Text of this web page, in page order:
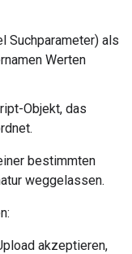
Suchparameter) als
Werten
Objekt, das
bestimmten
weggelassen.
akzeptieren,